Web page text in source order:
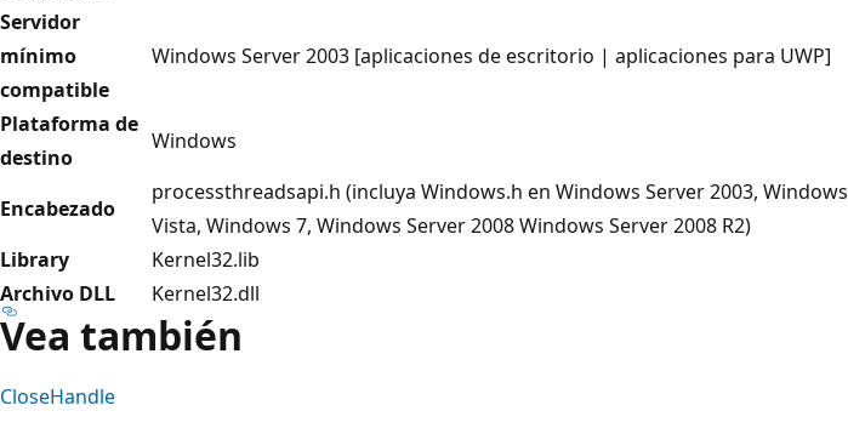
Servidor
mínimo
compatible
Windows Server 2003 [aplicaciones de escritorio | aplicaciones para UWP]
Plataforma de
destino
Windows
Encabezado
processthreadsapi.h (incluya Windows.h en Windows Server 2003, Windows
Vista, Windows 7, Windows Server 2008 Windows Server 2008 R2)
Library
Kernel32.lib
Archivo DLL
Kernel32.dll
Vea también
CloseHandle